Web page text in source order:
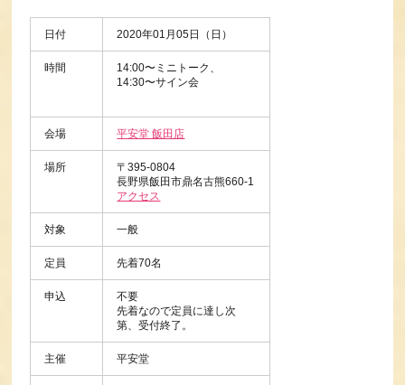
日付 2020年01月05日（日）
時間
14:00〜ミニトーク、
14:30〜サイン会
会場 平安堂 飯田店
場所
〒395-0804
長野県飯田市鼎名古熊660-1
アクセス
対象 一般
定員 先着70名
申込
不要
先着なので定員に達し次
第、受付終了。
主催 平安堂